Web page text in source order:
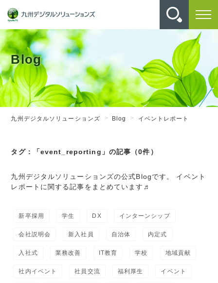
Blog
九州デジタルソリューションズ Blog イベントレポート
タグ：「event_reporting」の記事（0件）
九州デジタルソリューションズの公式Blogです。 イベント
レポートに関する記事をまとめています♬
新卒採用 学生 DX インターンシップ
会社説明会 新入社員 自治体 内定式
入社式 業務改善 IT教育 学校 地域貢献
社内イベント 社員交流 福利厚生 イベント